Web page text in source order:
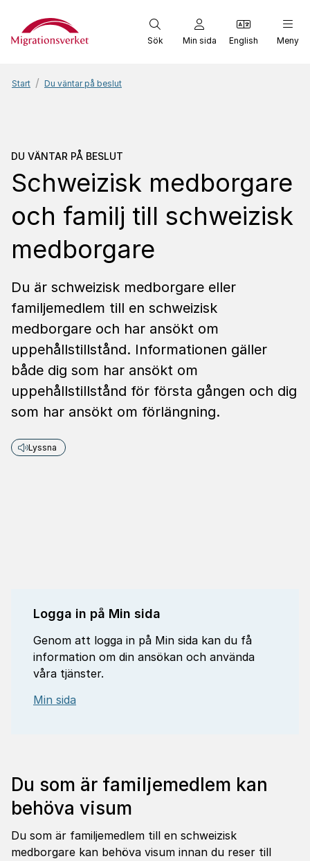
Start
Sök Min sida English Meny
Start Du väntar på beslut
Du väntar på beslut
DU VÄNTAR PÅ BESLUT
Schweizisk medborgare
och familj till schweizisk
medborgare
Du är schweizisk medborgare eller
familjemedlem till en schweizisk
medborgare och har ansökt om
uppehållstillstånd. Informationen gäller
både dig som har ansökt om
uppehållstillstånd för första gången och dig
som har ansökt om förlängning.
Lyssna
Logga in på Min sida
Genom att logga in på Min sida kan du få
information om din ansökan och använda
våra tjänster.
Min sida
Du som är familjemedlem kan
behöva visum
Du som är familjemedlem till en schweizisk
medborgare kan behöva visum innan du reser till